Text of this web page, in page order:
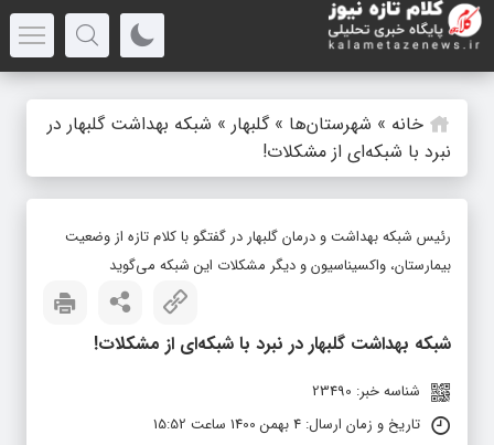
خانه » شهرستان‌ها »گلبهار » شبکه بهداشت گلبهار در
نبرد با شبکه‌ای از مشکلات!
رئیس شبکه بهداشت و درمان گلبهار در گفتگو با کلام تازه از وضعیت
بیمارستان، واکسیناسیون و دیگر مشکلات این شبکه می‌گوید
شبکه بهداشت گلبهار در نبرد با شبکه‌ای از مشکلات!
شناسه خبر: 23490
تاریخ و زمان ارسال: 4 بهمن 1400 ساعت 15:52